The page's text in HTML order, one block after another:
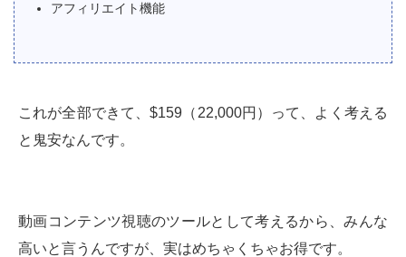
アフィリエイト機能
これが全部できて、$159（22,000円）って、よく考える
と鬼安なんです。
動画コンテンツ視聴のツールとして考えるから、みんな
高いと言うんですが、実はめちゃくちゃお得です。